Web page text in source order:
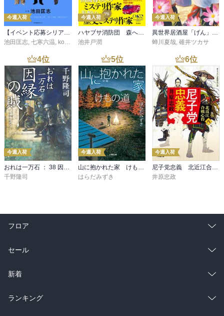
今週入荷
池田匡志 七寒六温 konoko58 ,村崎キコ
今週入荷
池井戸潤
今週入荷
蝉川夏哉 碓井ツカサ
4位
今週入荷
おれは一万石 ： 38 因縁の賊
千野隆司
5位
今週入荷
山に抱かれた家 けもの道
はらだみずき
6位
今週入荷
尼子党忠義 北近江合戦心得〈八〉
井原忠政
フロア
総合
ラノベ
雑誌・グラビア
セール
総合
ラノベ
新着
総合
ランキング